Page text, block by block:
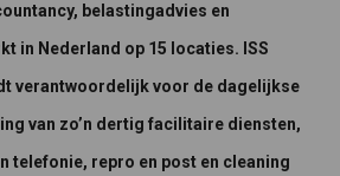
belastingadvies en
in Nederland op 15 locaties. ISS
verantwoordelijk voor de dagelijkse
van zo’n dertig facilitaire diensten,
telefonie, repro en post en cleaning